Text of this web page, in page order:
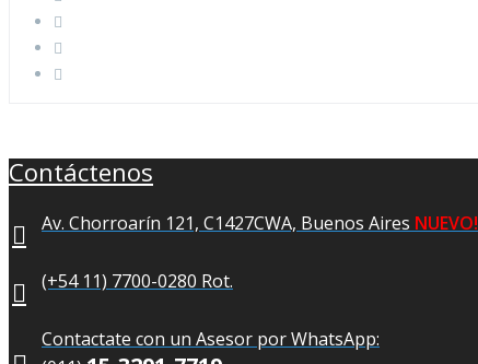
Contáctenos
Av. Chorroarín 121, C1427CWA, Buenos Aires NUEVO!
(+54 11) 7700-0280 Rot.
Contactate con un Asesor por WhatsApp: